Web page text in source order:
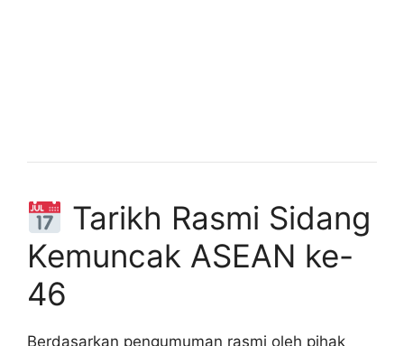
Tarikh Rasmi Sidang
Kemuncak ASEAN ke-
46
Berdasarkan pengumuman rasmi oleh pihak